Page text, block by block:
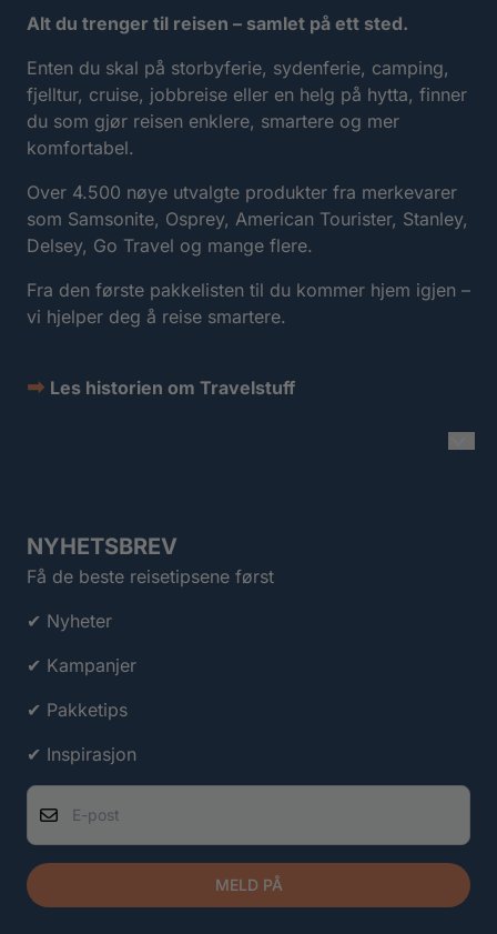
Alt du trenger til reisen – samlet på ett sted.
Enten du skal på storbyferie, sydenferie, camping,
fjelltur, cruise, jobbreise eller en helg på hytta, finner
du som gjør reisen enklere, smartere og mer
komfortabel.
Over 4.500 nøye utvalgte produkter fra merkevarer
som Samsonite, Osprey, American Tourister, Stanley,
Delsey, Go Travel og mange flere.
Fra den første pakkelisten til du kommer hjem igjen –
vi hjelper deg å reise smartere.
➡ Les historien om Travelstuff
NYHETSBREV
Få de beste reisetipsene først
✔ Nyheter
✔ Kampanjer
✔ Pakketips
✔ Inspirasjon
E-post
MELD PÅ